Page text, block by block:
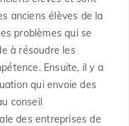
anciens élèves de la
problèmes qui se
à résoudre les
Ensuite, il y a
qui envoie des
conseil
des entreprises de